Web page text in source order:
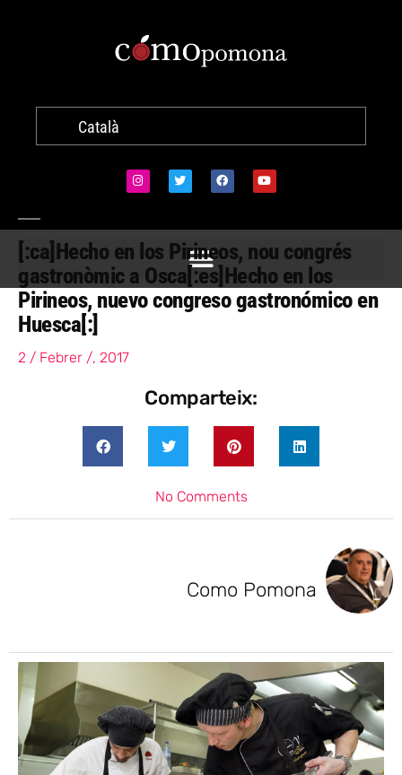
Català
[:ca]Hecho en los Pirineos, nou congrés
gastronòmic a Osca[:es]Hecho en los
Pirineos, nuevo congreso gastronómico en
Huesca[:]
2 / Febrer /, 2017
Comparteix:
No Comments
Como Pomona